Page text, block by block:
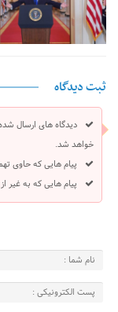
ثبت دیدگاه
دیدگاه های ارسال
خواهد شد.
پیام هایی که حاوی
پیام هایی که به غیر